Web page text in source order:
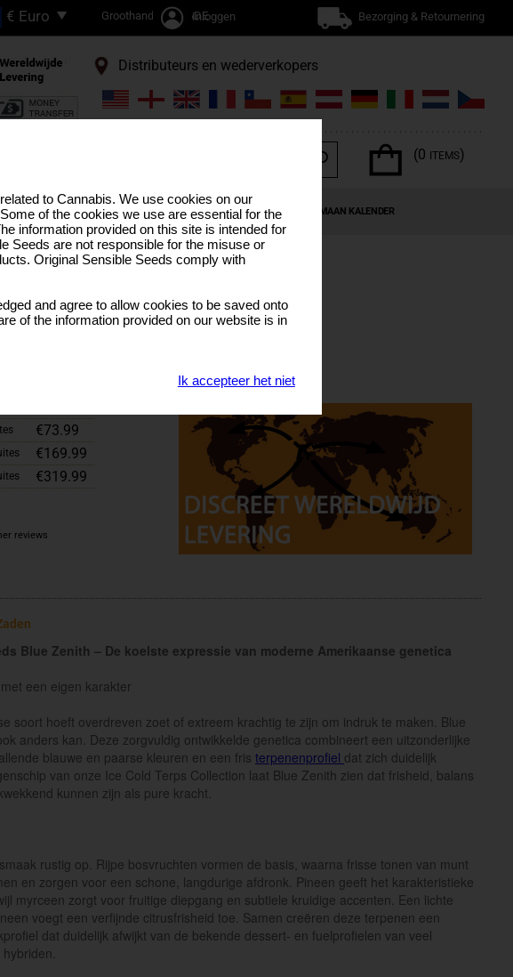
Groothandel / TRADEInloggen Bezorging & Retournering
Distributeurs en wederverkopers
(0 ITEMS)
BULK SEEDS CANNABIS TERPENEN SPECIALE AANBIEDINGEN MAAN KALENDER
€73.99
€169.99
€319.99
reviews
Blue Zenith – De koelste expressie van moderne Amerikaanse genetica
een eigen karakter
soort hoeft overdreven zoet of extreem krachtig te zijn om indruk te maken. Blue
anders kan. Deze zorgvuldig ontwikkelde genetica combineert een uitzonderlijke
blauwe en paarse kleuren en een fris terpenenprofiel dat zich duidelijk
van onze Ice Cold Terps Collection laat Blue Zenith zien dat frisheid, balans
kunnen zijn als pure kracht.
rustig op. Rijpe bosvruchten vormen de basis, waarna frisse tonen van munt
en zorgen voor een schone, langdurige afdronk. Pineen geeft het karakteristieke
myrceen zorgt voor fruitige diepgang en subtiele kruidige accenten. Een lichte
voegt een verfijnde citrusfrisheid toe. Samen creëren deze terpenen een
dat duidelijk afwijkt van de bekende dessert- en fuelprofielen van veel
to Cannabis. We use cookies on our
of the cookies we use are essential for the
information provided on this site is intended for
Seeds are not responsible for the misuse or
Original Sensible Seeds comply with
and agree to allow cookies to be saved onto
of the information provided on our website is in
Ik accepteer het niet